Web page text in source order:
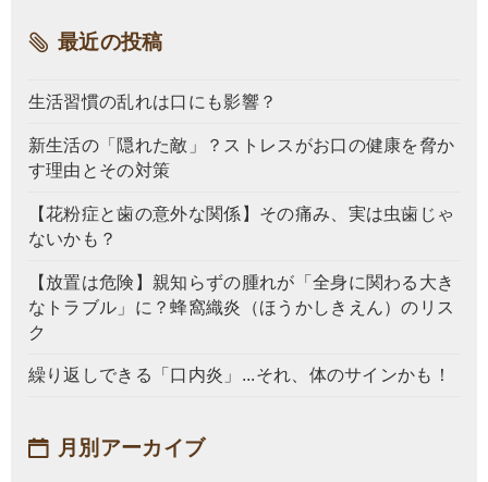
最近の投稿
生活習慣の乱れは口にも影響？
新生活の「隠れた敵」？ストレスがお口の健康を脅か
す理由とその対策
【花粉症と歯の意外な関係】その痛み、実は虫歯じゃ
ないかも？
【放置は危険】親知らずの腫れが「全身に関わる大き
なトラブル」に？蜂窩織炎（ほうかしきえん）のリス
ク
繰り返しできる「口内炎」...それ、体のサインかも！
月別アーカイブ